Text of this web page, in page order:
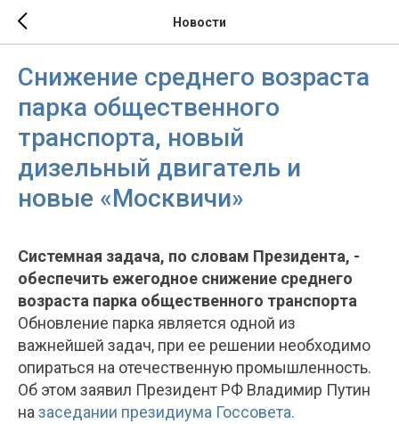
Новости
Снижение среднего возраста
парка общественного
транспорта, новый
дизельный двигатель и
новые «Москвичи»
Системная задача, по словам Президента, -
обеспечить ежегодное снижение среднего
возраста парка общественного транспорта
Обновление парка является одной из
важнейшей задач, при ее решении необходимо
опираться на отечественную промышленность.
Об этом заявил Президент РФ Владимир Путин
на заседании президиума Госсовета.